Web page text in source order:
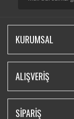
KURUMSAL
ALIŞVERİŞ
SİPARİŞ